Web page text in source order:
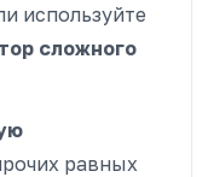
используйте
сложного
равных